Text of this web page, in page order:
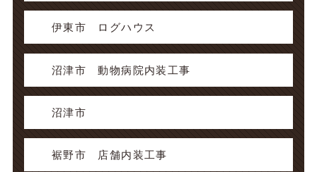
伊東市 ログハウス
沼津市 動物病院内装工事
沼津市
裾野市 店舗内装工事